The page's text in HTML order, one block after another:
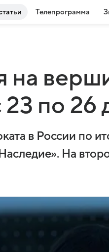
Телепрограмма
на
23 по 26
в России по
На